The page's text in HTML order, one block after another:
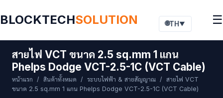
BLOCKTECHSOLUTION 🌐TH ▼ ☰
สายไฟ VCT ขนาด 2.5 sq.mm 1 แกน
Phelps Dodge VCT-2.5-1C (VCT Cable)
หน้าแรก / สินค้าทั้งหมด / ระบบไฟฟ้า & สายสัญญาณ / สายไฟ VCT
ขนาด 2.5 sq.mm 1 แกน Phelps Dodge VCT-2.5-1C (VCT Cable)